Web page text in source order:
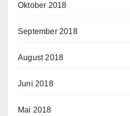
Oktober 2018
September 2018
August 2018
Juni 2018
Mai 2018